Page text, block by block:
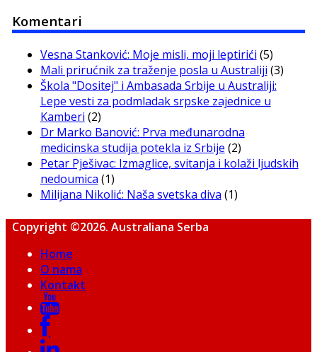
Komentari
Vesna Stanković: Moje misli, moji leptirići (5)
Mali prirućnik za traženje posla u Australiji (3)
Škola "Dositej" i Ambasada Srbije u Australiji:
Lepe vesti za podmladak srpske zajednice u
Kamberi (2)
Dr Marko Banović: Prva međunarodna
medicinska studija potekla iz Srbije (2)
Petar Pješivac: Izmaglice, svitanja i kolaži ljudskih
nedoumica (1)
Milijana Nikolić: Naša svetska diva (1)
Copyright ©2026. Australiana Serba
Home
O nama
Kontakt